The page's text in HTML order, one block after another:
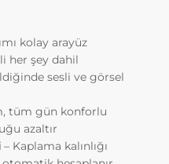
kolay arayüz
her şey dahil
sesli ve görsel
tüm gün konforlu
azaltır
– Kaplama kalınlığı
ve Esaslar
üzere,
TÜRLERİ
süresince